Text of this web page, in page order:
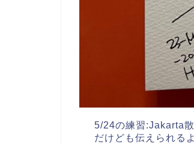
5/24の練習:Jakarta
だけども伝えられる